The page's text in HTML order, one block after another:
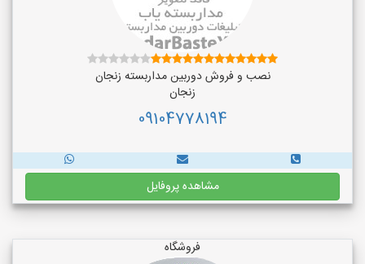
نصب و فروش دوربین مداربسته زنجان
زنجان
09104778194
مشاهده پروفایل
فروشگاه